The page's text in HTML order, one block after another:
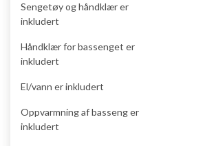
Sengetøy og håndklær er
inkludert
Håndklær for bassenget er
inkludert
El/vann er inkludert
Oppvarmning af basseng er
inkludert